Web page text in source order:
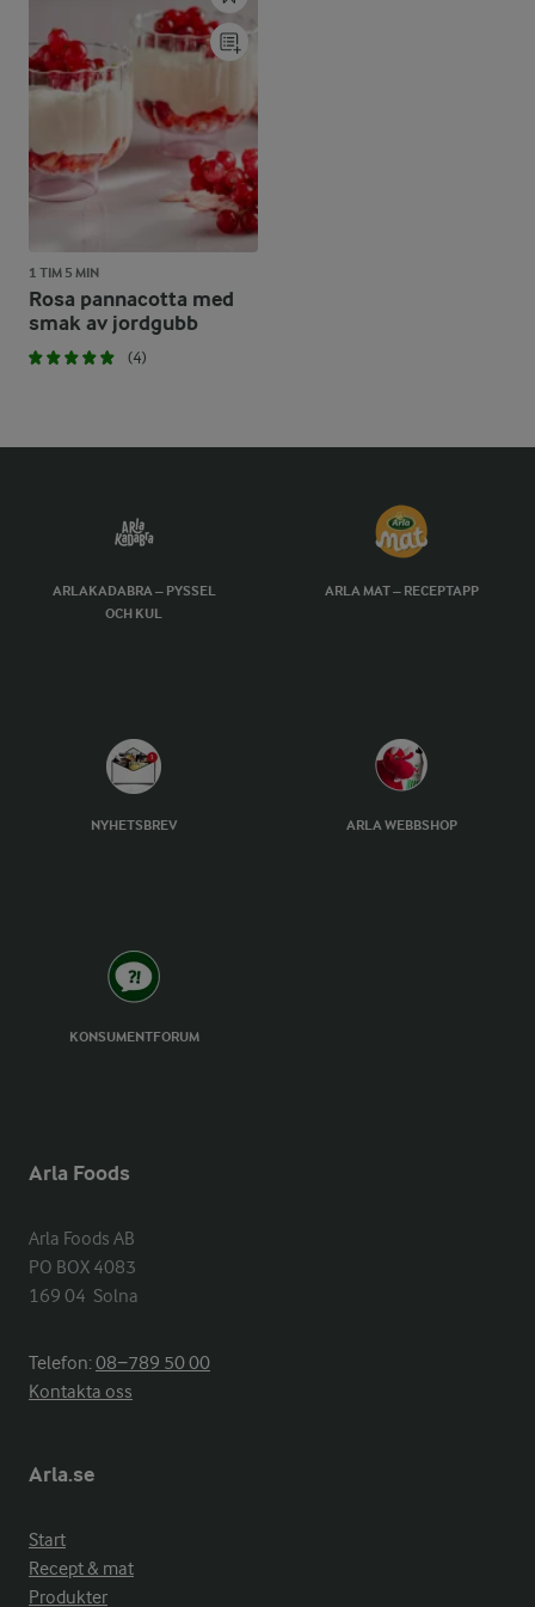
1 TIM 5 MIN
Rosa pannacotta med
smak av jordgubb
(4)
ARLAKADABRA – PYSSEL
OCH KUL
ARLA MAT – RECEPTAPP
NYHETSBREV ARLA WEBBSHOP
KONSUMENTFORUM
Arla Foods
Arla Foods AB
PO BOX 4083
169 04  Solna
Telefon:08−789 50 00
Kontakta oss
Arla.se
Start
Recept & mat
Produkter